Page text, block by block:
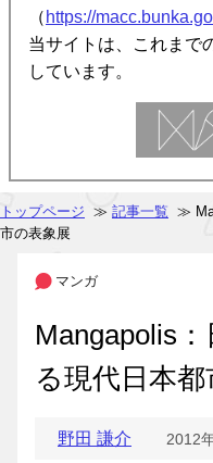
（ https://
当サイトは、これまで
しています。
トップページ ≫ 記事一覧 ≫
市の表象展
マンガ
Mangapolis
る現代日本
野田 謙介 2012